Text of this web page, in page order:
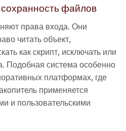
файлов
права входа. Они
читать объект,
как скрипт, исключать или
Подобная система особенно
платформах, где
применяется
и пользовательскими